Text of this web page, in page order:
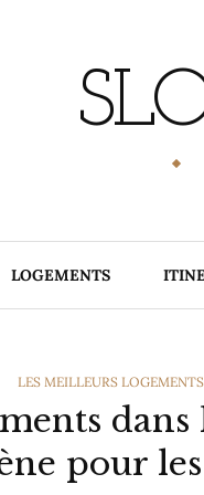
LOGEMENTS
CATEGORIES
LES MEILLEURS
pour